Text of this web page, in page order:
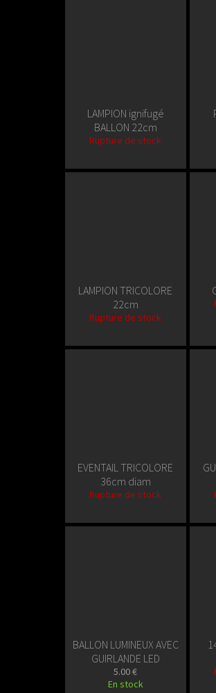
LAMPION ignifugé
BALLON 22cm
Rupture de stock
LAMPION TRICOLORE
22cm
Rupture de stock
EVENTAIL TRICOLORE
36cm diam
Rupture de stock
BALLON LUMINEUX AVEC
GUIRLANDE LED
5.00 €
En stock